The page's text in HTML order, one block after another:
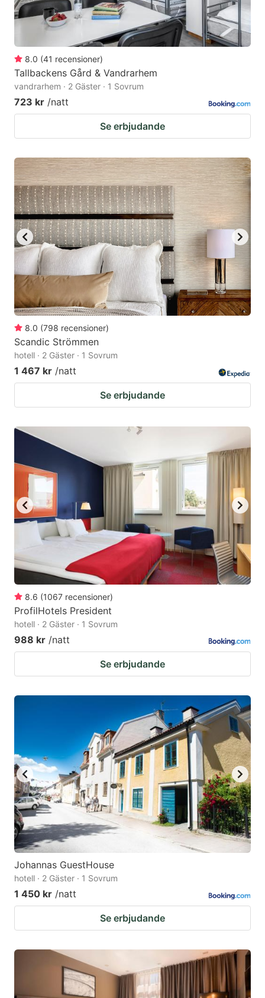
8.0 (41 recensioner)
Tallbackens Gård & Vandrarhem
vandrarhem · 2 Gäster · 1 Sovrum
723 kr /natt
Se erbjudande
8.0 (798 recensioner)
Scandic Strömmen
hotell · 2 Gäster · 1 Sovrum
1 467 kr /natt
Se erbjudande
8.6 (1067 recensioner)
ProfilHotels President
hotell · 2 Gäster · 1 Sovrum
988 kr /natt
Se erbjudande
Johannas GuestHouse
hotell · 2 Gäster · 1 Sovrum
1 450 kr /natt
Se erbjudande